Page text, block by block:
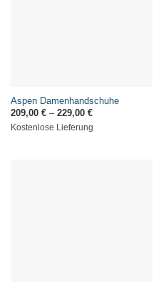
Aspen Damenhandschuhe
209,00 €– 229,00 €
Kostenlose Lieferung